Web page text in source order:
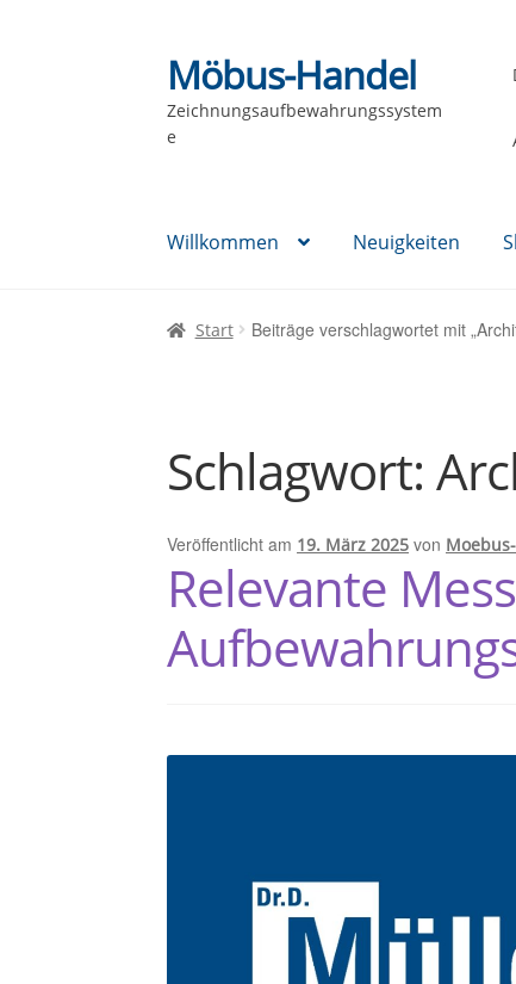
Zur
Navigation
springen
Zum
Inhalt
springen
Möbus-Handel
Zeichnungsaufbewahrungssystem
e
Willkommen Neuigkeiten
Start Beiträge verschlagwortet mit
Schlagwort:
Veröffentlicht am 19. März 2025 von
Relevante